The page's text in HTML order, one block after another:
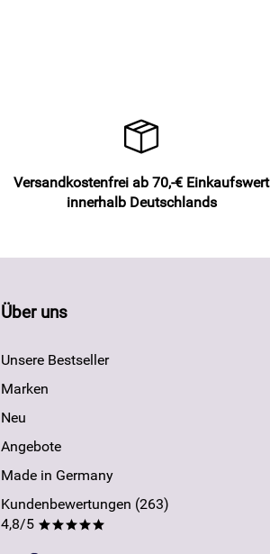
Versandkostenfrei ab 70,-€ Einkaufswert
innerhalb Deutschlands
Über uns
Unsere Bestseller
Marken
Neu
Angebote
Made in Germany
Kundenbewertungen (263)
4,8/5 *****